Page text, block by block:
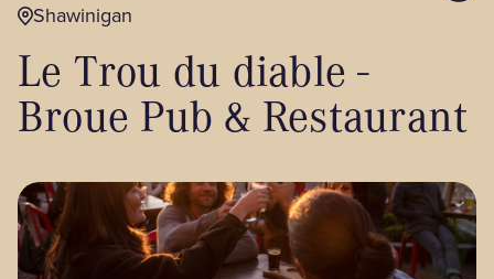
Where to Stay
Events
BLOG
Shawinigan
Le Trou du diable -
Broue Pub & Restaurant